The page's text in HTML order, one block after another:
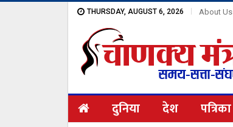
THURSDAY, AUGUST 6, 2026 About Us
दुनिया देश पत्रिका